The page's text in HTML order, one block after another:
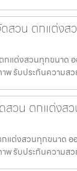
สวน ตกแต่ง
กแต่งสวนทุกขนาด
พ รับประกันความส
สวน ตกแต่งส
แต่งสวนทุกขนาด
พ รับประกันความส